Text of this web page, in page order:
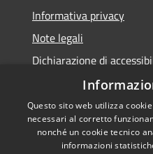
Informativa privacy
Note legali
Dichiarazione di
Accessibilità
Questo sito web utilizza
necessari al corretto
nonché un cookie tecnico
informazioni